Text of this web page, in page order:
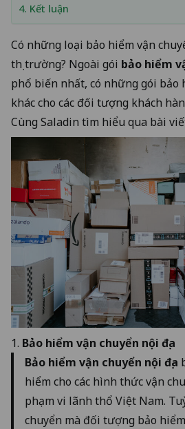
4. Kết luận
Có những loại bảo hiểm vận
thị trường? Ngoài gói bảo hiểm
phổ biến nhất, có những gói bảo
khác cho các đối tượng khách
Cùng Saladin tìm hiểu qua bài
1. Bảo hiểm vận chuyển nội địa
Bảo hiểm vận chuyển nội địa
hiểm cho các hình thức vận
phạm vi lãnh thổ Việt Nam.
chuyển mà đối tượng bảo